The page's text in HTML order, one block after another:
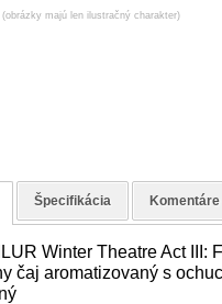
(obrázky majú len ilustračný charakter)
Špecifikácia Komentáre
Winter Theatre Act III:
čaj aromatizovaný s